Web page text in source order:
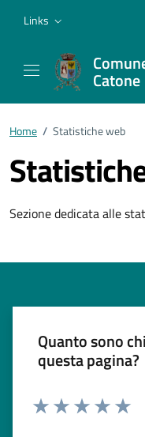
Links
Catone
Home / Statistiche web
Sezione dedicata alle
Quanto sono
questa pagina?